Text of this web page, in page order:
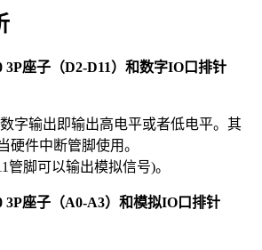
3P座子（D2-D11）和数字IO口排针
字输出即输出高电平或者低电平。其
硬件中断管脚使用。
管脚可以输出模拟信号)。
3P座子（A0-A3）和模拟IO口排针